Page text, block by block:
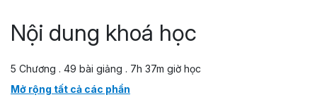
Nội dung khoá học
5 Chương . 49 bài giảng . 7h 37m giờ học
Mở rộng tất cả các phần